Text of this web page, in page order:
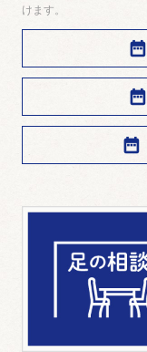
けます。